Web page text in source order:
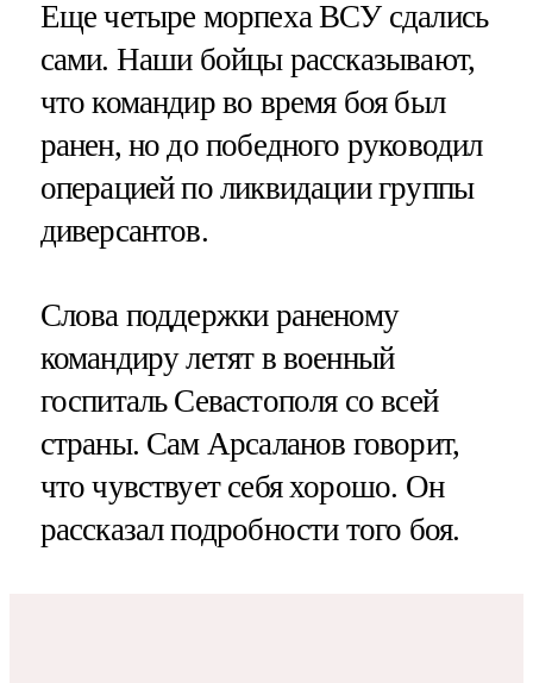
Еще четыре морпеха ВСУ сдались
сами. Наши бойцы рассказывают,
что командир во время боя был
ранен, но до победного руководил
операцией по ликвидации группы
диверсантов.
Слова поддержки раненому
командиру летят в военный
госпиталь Севастополя со всей
страны. Сам Арсаланов говорит,
что чувствует себя хорошо. Он
рассказал подробности того боя.